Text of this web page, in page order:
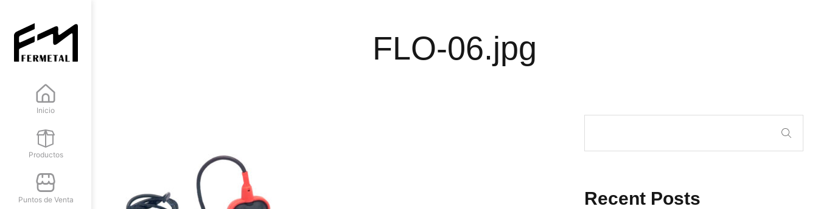
Inicio
Productos
Puntos de Venta
FLO-06.jpg
Recent Posts